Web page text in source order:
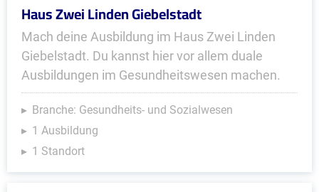
Haus Zwei Linden Giebelstadt
Mach deine Ausbildung im Haus Zwei Linden
Giebelstadt. Du kannst hier vor allem duale
Ausbildungen im Gesundheitswesen machen.
Branche: Gesundheits- und Sozialwesen
1 Ausbildung
1 Standort